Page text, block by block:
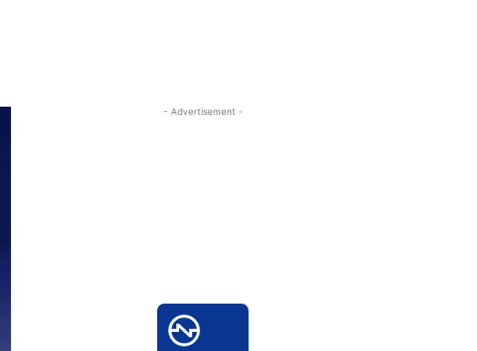
- Advertisement -